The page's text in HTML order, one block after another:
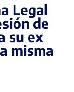
Legal
de
su ex
misma